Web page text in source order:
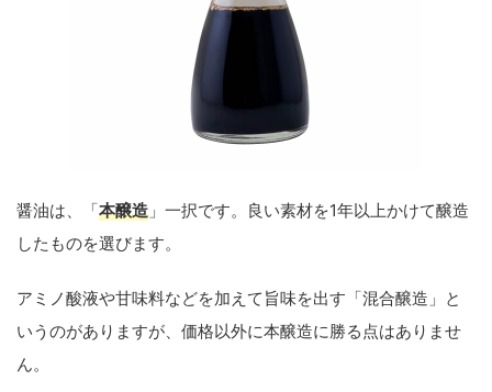
醤油は、「本醸造 」一択です。良い素材を1年以上かけて醸造
したものを選びます。
アミノ酸液や甘味料などを加えて旨味を出す「混合醸造」と
いうのがありますが、価格以外に本醸造に勝る点はありませ
ん。